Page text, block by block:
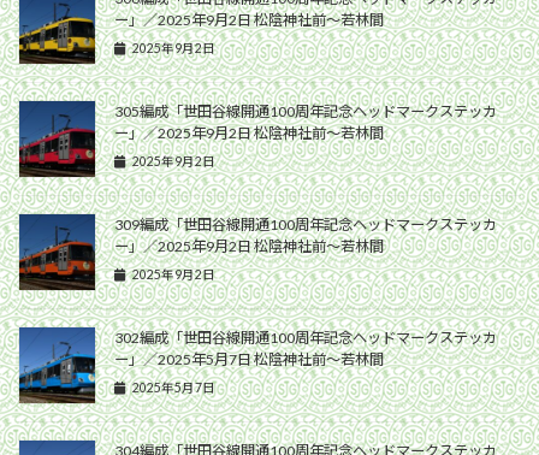
ー」／2025年9月2日 松陰神社前〜若林間
2025年9月2日
305編成「世田谷線開通100周年記念ヘッドマークステッカ
ー」／2025年9月2日 松陰神社前〜若林間
2025年9月2日
309編成「世田谷線開通100周年記念ヘッドマークステッカ
ー」／2025年9月2日 松陰神社前〜若林間
2025年9月2日
302編成「世田谷線開通100周年記念ヘッドマークステッカ
ー」／2025年5月7日 松陰神社前〜若林間
2025年5月7日
304編成「世田谷線開通100周年記念ヘッドマークステッカ